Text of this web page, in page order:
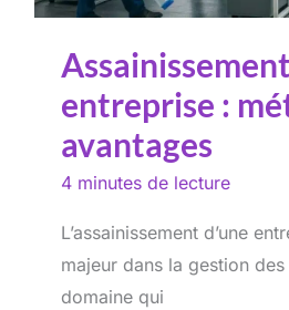
entreprise :
avantages
4 minutes de lecture
L’assainissement d’une
majeur dans la gestion
domaine qui